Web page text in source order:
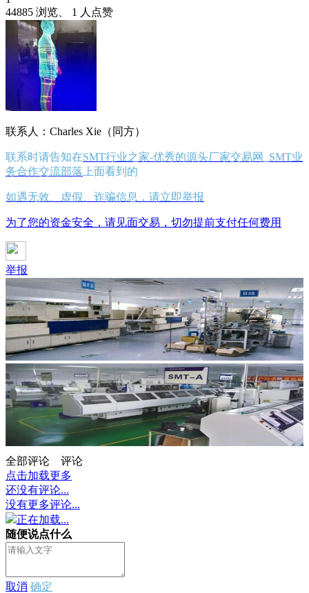
44885 浏览、 1 人点赞
联系人：Charles Xie（同方）
联系时请告知在SMT行业之家-优秀的源头厂家交易网_SMT业
务合作交流部落 上面看到的
如遇无效、虚假、诈骗信息，请立即举报
为了您的资金安全，请见面交易，切勿提前支付任何费用
举报
全部评论
评论
点击加载更多
还没有评论...
没有更多评论...
正在加载...
随便说点什么
取消 确定